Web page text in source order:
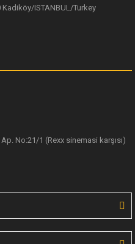
ISTANBUL/Turkey
Ap. No:21/1 (Rexx sinemasi karşısı)